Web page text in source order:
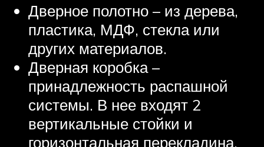
Дверное полотно – из дерева,
пластика, МДФ, стекла или
других материалов.
Дверная коробка –
принадлежность распашной
системы. В нее входят 2
вертикальные стойки и
горизонтальная перекладина.